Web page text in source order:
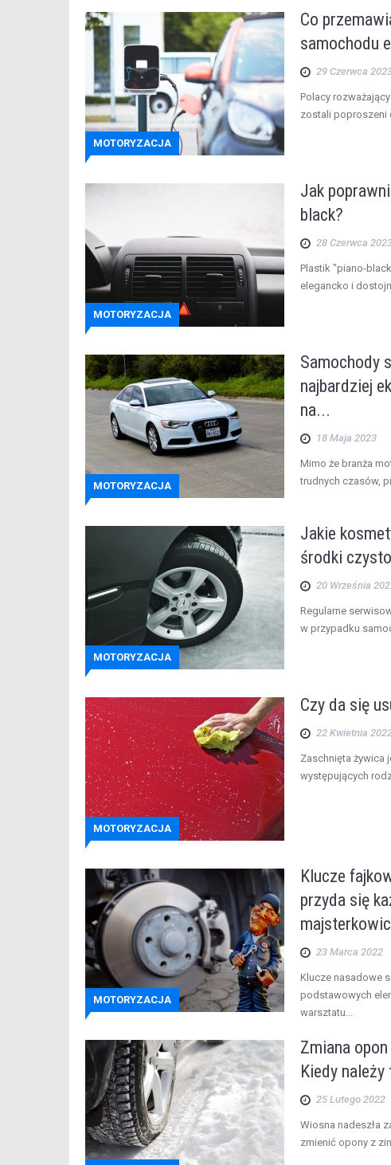
MOTORYZACJA
Co
samochodu
29 Czerwca
Polacy
zostali poproszeni
MOTORYZACJA
Jak
black?
28 Czerwca
Plastik "piano-
elegancko i
MOTORYZACJA
Samochody
najbardziej
na...
18 Maja 2023
Mimo że branża
trudnych czasów,
MOTORYZACJA
Jakie
środki
20 Września
Regularne
w przypadku
MOTORYZACJA
Czy da się
22 Kwietnia
Zaschnięta żywica
występujących
MOTORYZACJA
Klucze
przyda się
23 Marca 2022
Klucze nasadowe
podstawowych
warsztatu...
Zmiana
Kiedy
25 Lutego 2022
Wiosna nadeszła
zmienić opony z